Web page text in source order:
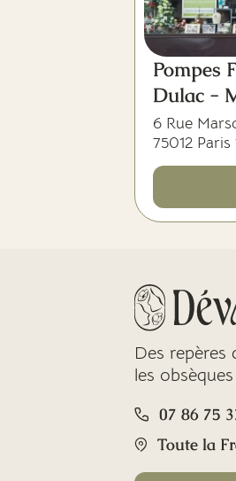
Pompes
Dulac -
6 Rue
75012 Paris
Des repères
les
07 86 75
Toute la